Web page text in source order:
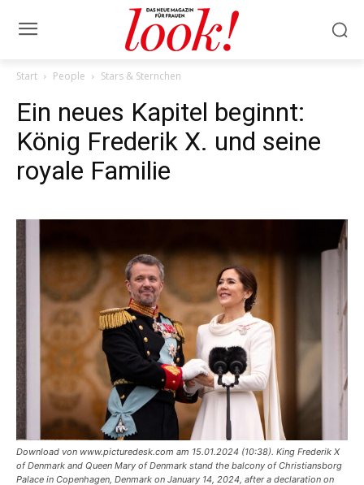
Start People Stars & Sternchen
Ein neues Kapitel beginnt:
König Frederik X. und seine
royale Familie
Download von www.picturedesk.com am 15.01.2024 (10:38). King Frederik X
of Denmark and Queen Mary of Denmark stand the balcony of Christiansborg
Palace in Copenhagen, Denmark on January 14, 2024, after a declaration on